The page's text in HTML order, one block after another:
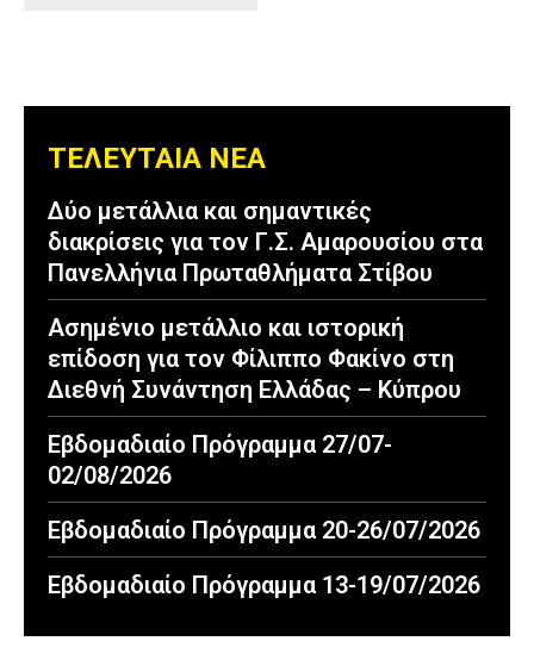
ΤΕΛΕΥΤΑΙΑ ΝΕΑ
Δύο μετάλλια και σημαντικές
διακρίσεις για τον Γ.Σ. Αμαρουσίου στα
Πανελλήνια Πρωταθλήματα Στίβου
Ασημένιο μετάλλιο και ιστορική
επίδοση για τον Φίλιππο Φακίνο στη
Διεθνή Συνάντηση Ελλάδας – Κύπρου
Εβδομαδιαίο Πρόγραμμα 27/07-
02/08/2026
Εβδομαδιαίο Πρόγραμμα 20-26/07/2026
Εβδομαδιαίο Πρόγραμμα 13-19/07/2026